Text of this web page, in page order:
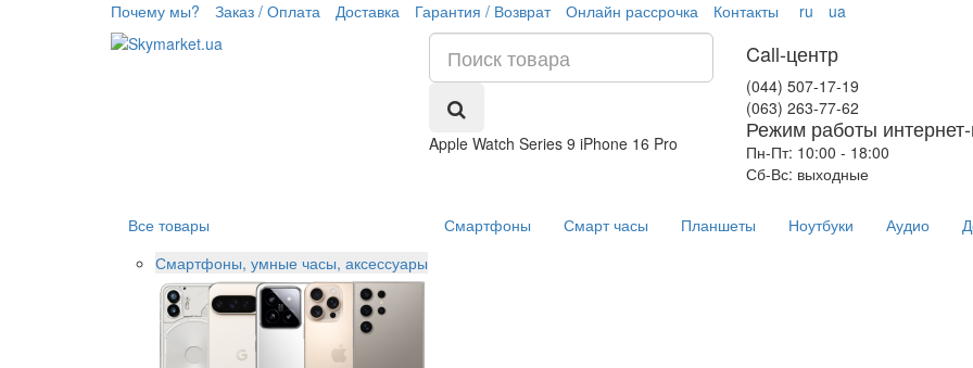
Почему мы? Заказ / Оплата Доставка Гарантия / Возврат Онлайн рассрочка Контакты ru ua
Apple Watch Series 9 iPhone 16 Pro
Call-центр
(044) 507-17-19
(063) 263-77-62
Режим работы
Пн-Пт: 10:00 - 18:00
Сб-Вс: выходные
Все товары
Смартфоны, умные часы, аксессуары
Смартфоны Смарт часы Планшеты Ноутбуки Аудио